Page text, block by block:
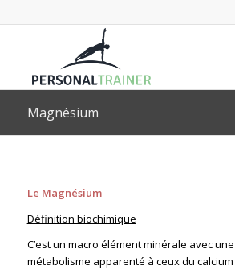
Magnésium
Le Magnésium
Définition biochimique
C’est un macro élément minérale avec
métabolisme apparenté à ceux du calcium